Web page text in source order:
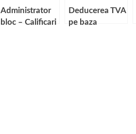
Administrator
bloc – Calificari
Deducerea TVA
pe baza